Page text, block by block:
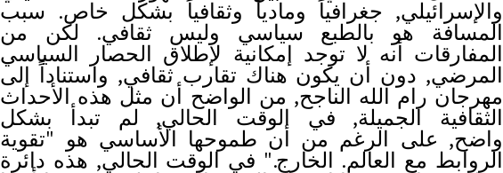
والإسرائيلي, جغرافياً ومادياً وثقافياً بشكل خاص. سبب
المسافة هو بالطبع سياسي وليس ثقافي. لكن من
المفارقات أنه لا توجد إمكانية لإطلاق الحصار السياسي
المرضي, دون أن يكون هناك تقارب ثقافي, واستناداً إلى
مهرجان رام الله الناجح, من الواضح أن مثل هذه الأحداث
الثقافية الجميلة, في الوقت الحالي, لم تبدأ بشكل
واضح, على الرغم من أن طموحها الأساسي هو "تقوية
الروابط مع العالم. الخارج." في الوقت الحالي, هذه دائرة